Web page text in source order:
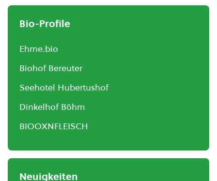
Bio-Profile
Ehrne.bio
Biohof Bereuter
Seehotel Hubertushof
Dinkelhof Böhm
BIOOXNFLEISCH
Neuigkeiten